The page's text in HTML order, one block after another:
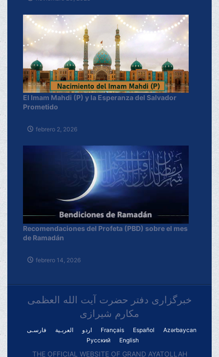
El Imam Mahdi (P) y la Esperanza del Salvador
Prometido
febrero 2, 2026
Recomendaciones del Profeta (PBD) sobre el mes
de Ramadán
febrero 14, 2026
خبرگزاری دفتر حضرت آیت الله العظمی
مکارم شیرازی
فارسـی العربـیة اردو Français Español
Azərbaycan
Русский
English
THE OFFICIAL WEBSITE OF GRAND AYATOLLAH